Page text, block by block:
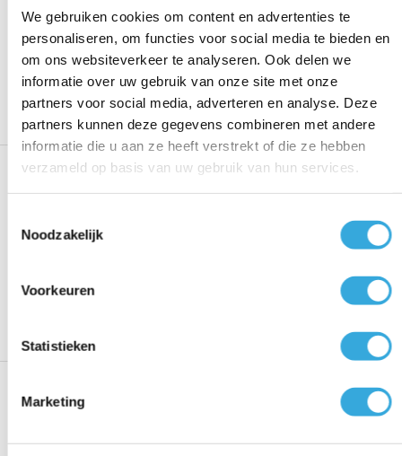
We gebruiken cookies om content en advertenties te
personaliseren, om functies voor social media te bieden en
om ons websiteverkeer te analyseren. Ook delen we
informatie over uw gebruik van onze site met onze
partners voor social media, adverteren en analyse. Deze
partners kunnen deze gegevens combineren met andere
informatie die u aan ze heeft verstrekt of die ze hebben
verzameld op basis van uw gebruik van hun services.
Noodzakelijk
Voorkeuren
Statistieken
Marketing
(Verpakkingsschade -81-)
Voeg toe aan vergelijking
340,00 310,00
Op voorraad
Bekijk product
2DeKans Tesy elektrische boiler
Bekijk product
tank voor warmtepomp 50 liter 4